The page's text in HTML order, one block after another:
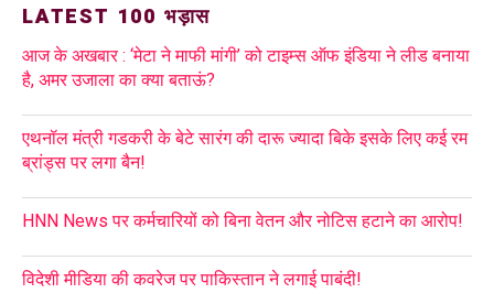
LATEST 100 भड़ास
आज के अखबार : ‘मेटा ने माफी मांगी’ को टाइम्स ऑफ इंडिया ने लीड बनाया
है, अमर उजाला का क्या बताऊं?
एथनॉल मंत्री गडकरी के बेटे सारंग की दारू ज्यादा बिके इसके लिए कई रम
ब्रांड्स पर लगा बैन!
HNN News पर कर्मचारियों को बिना वेतन और नोटिस हटाने का आरोप!
विदेशी मीडिया की कवरेज पर पाकिस्तान ने लगाई पाबंदी!